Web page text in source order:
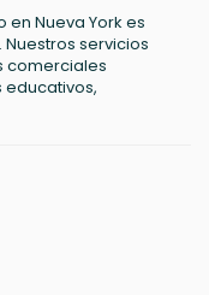
Nueva York es
servicios
comerciales
educativos,